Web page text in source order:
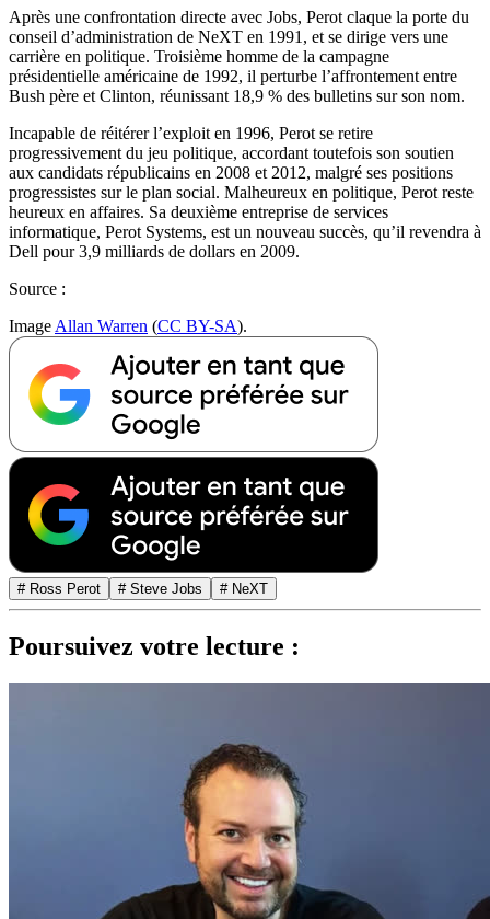
Après une confrontation directe avec Jobs, Perot claque la porte du
conseil d’administration de NeXT en 1991, et se dirige vers une
carrière en politique. Troisième homme de la campagne
présidentielle américaine de 1992, il perturbe l’affrontement entre
Bush père et Clinton, réunissant 18,9 % des bulletins sur son nom.
Incapable de réitérer l’exploit en 1996, Perot se retire
progressivement du jeu politique, accordant toutefois son soutien
aux candidats républicains en 2008 et 2012, malgré ses positions
progressistes sur le plan social. Malheureux en politique, Perot reste
heureux en affaires. Sa deuxième entreprise de services
informatique, Perot Systems, est un nouveau succès, qu’il revendra à
Dell pour 3,9 milliards de dollars en 2009.
Source :
Image Allan Warren (CC BY-SA).
# Ross Perot # Steve Jobs # NeXT
Poursuivez votre lecture :